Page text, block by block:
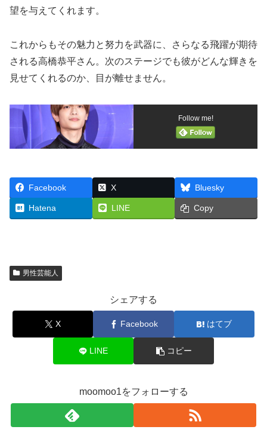
望を与えてくれます。
これからもその魅力と努力を武器に、さらなる飛躍が期待
される高橋恭平さん。次のステージでも彼がどんな輝きを
見せてくれるのか、目が離せません。
Follow me!
Facebook X Bluesky
Hatena LINE Copy
男性芸能人
シェアする
X Facebook はてブ
LINE コピー
moomoo1をフォローする